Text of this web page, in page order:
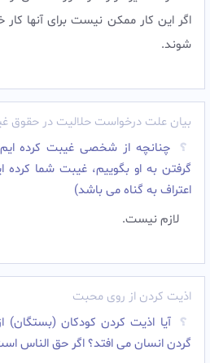
اگر این کار ممکن نیست برای آنها کار
شوند.‌
بیان علت درخواست حلالیت در حقوق
چنانچه از شخصی غیبت کرده
گرفتن به او بگوییم، غیبت شما کرده
اعتراف به گناه می باشد)
لازم نیست.‌
اذیت کردن از روی محبت
آیا اذیت کردن کودکان
گردن انسان می افتد؟ اگر حق الناس است